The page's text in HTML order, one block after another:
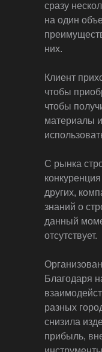
сразу
на один
них.
Клиент
чтобы
чтобы
материалы
С рынка
других,
знаний о
данный
отсутствует.
Благодаря
разных
снизила
прибыль,